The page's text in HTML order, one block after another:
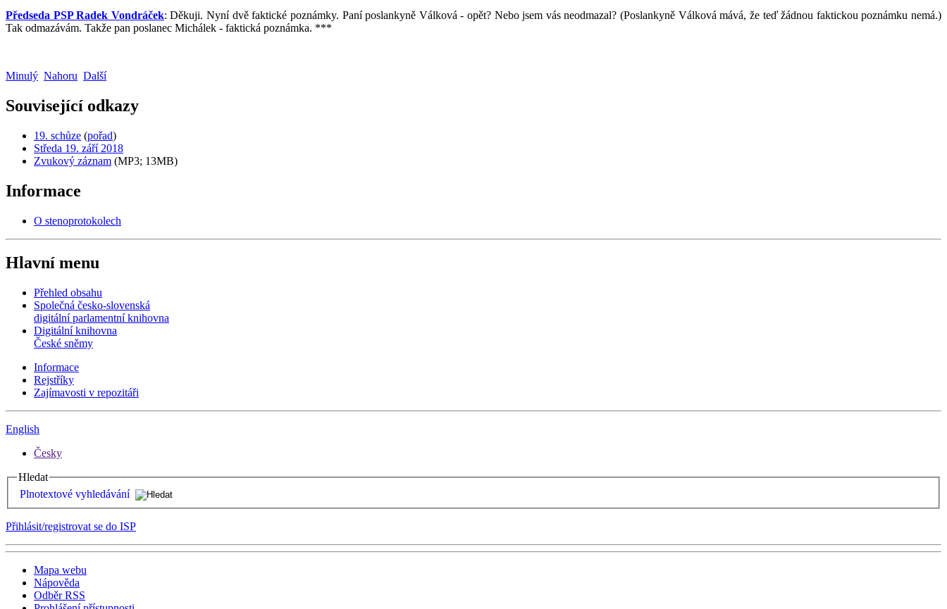
Předseda PSP Radek Vondráček: Děkuji. Nyní dvě faktické poznámky. Paní poslankyně Válková - opět? Nebo jsem vás neodmazal? (Poslankyně Válková mává, že teď žádnou faktickou poznámku nemá.)
Tak odmazávám. Takže pan poslanec Michálek - faktická poznámka. ***
Minulý Nahoru Další
Související odkazy
19. schůze (pořad)
Středa 19. září 2018
Zvukový záznam (MP3; 13MB)
Informace
O stenoprotokolech
Hlavní menu
Přehled obsahu
Společná česko-slovenská
digitální parlamentní knihovna
Digitální knihovna
České sněmy
Informace
Rejstříky
Zajímavosti v repozitáři
English
Česky
Hledat
Plnotextové vyhledávání
Přihlásit/registrovat se do ISP
Mapa webu
Nápověda
Odběr RSS